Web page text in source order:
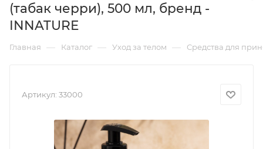
(табак черри), 500 мл, бренд -
INNATURE
Главная — Каталог — Уход за телом — Средства для
Артикул: 33000